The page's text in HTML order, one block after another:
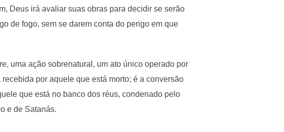
Deus irá avaliar suas obras para decidir se serão
de fogo, sem se darem conta do perigo em que
uma ação sobrenatural, um ato único operado por
por aquele que está morto; é a conversão
que está no banco dos réus, condenado pelo
e de Satanás.